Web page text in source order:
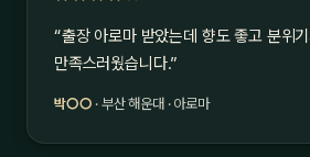
“출장 아로마 받았는데 향도 좋고 분위
만족스러웠습니다.”
박○○ · 부산 해운대 · 아로마